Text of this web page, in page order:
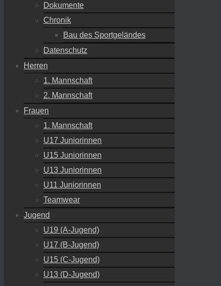
Dokumente
Chronik
Bau des Sportgeländes
Datenschutz
Herren
1. Mannschaft
2. Mannschaft
Frauen
1. Mannschaft
U17 Juniorinnen
U15 Juniorinnen
U13 Juniorinnen
U11 Juniorinnen
Teamwear
Jugend
U19 (A-Jugend)
U17 (B-Jugend)
U15 (C-Jugend)
U13 (D-Jugend)